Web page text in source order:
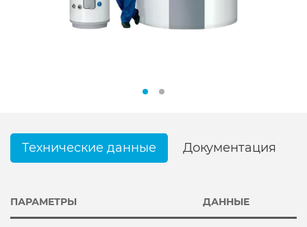
Технические данные Документация
ПАРАМЕТРЫ ДАННЫЕ